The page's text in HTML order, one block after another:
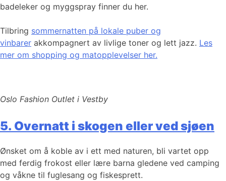
badeleker og myggspray finner du her.
Tilbring sommernatten på lokale puber og
vinbarer akkompagnert av livlige toner og lett jazz. Les
mer om shopping og matopplevelser her.
Oslo Fashion Outlet i Vestby
5. Overnatt i skogen eller ved sjøen
Ønsket om å koble av i ett med naturen, bli vartet opp
med ferdig frokost eller lære barna gledene ved camping
og våkne til fuglesang og fiskesprett.